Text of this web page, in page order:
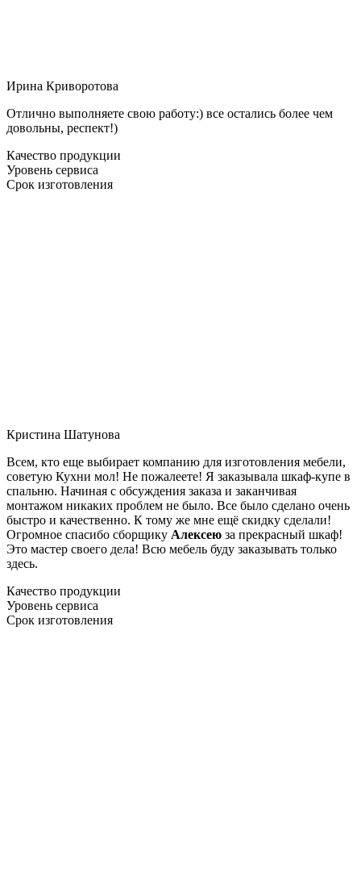
Ирина Криворотова
Отлично выполняете свою работу:) все остались более чем
довольны, респект!)
Качество продукции
Уровень сервиса
Срок изготовления
Кристина Шатунова
Всем, кто еще выбирает компанию для изготовления мебели,
советую Кухни мол! Не пожалеете! Я заказывала шкаф-купе в
спальню. Начиная с обсуждения заказа и заканчивая
монтажом никаких проблем не было. Все было сделано очень
быстро и качественно. К тому же мне ещё скидку сделали!
Огромное спасибо сборщику Алексею за прекрасный шкаф!
Это мастер своего дела! Всю мебель буду заказывать только
здесь.
Качество продукции
Уровень сервиса
Срок изготовления